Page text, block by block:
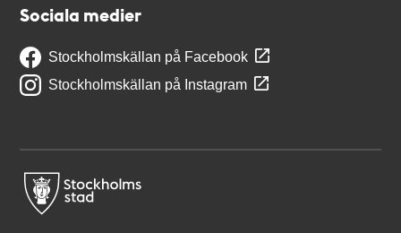
Sociala medier
Stockholmskällan på Facebook
Stockholmskällan på Instagram